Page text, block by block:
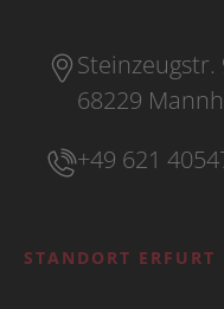
Steinzeugstr.
68229
+49 621
STANDORT ERFURT